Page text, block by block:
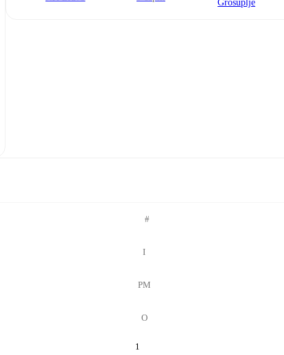
Grosuplje
#
І
РМ
О
1